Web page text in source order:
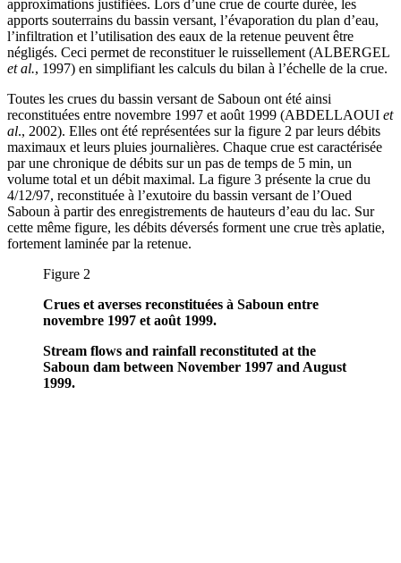
approximations justifiées. Lors d’une crue de courte durée, les
apports souterrains du bassin versant, l’évaporation du plan d’eau,
l’infiltration et l’utilisation des eaux de la retenue peuvent être
négligés. Ceci permet de reconstituer le ruissellement (ALBERGEL
et al., 1997) en simplifiant les calculs du bilan à l’échelle de la crue.
Toutes les crues du bassin versant de Saboun ont été ainsi
reconstituées entre novembre 1997 et août 1999 (ABDELLAOUI et
al., 2002). Elles ont été représentées sur la figure 2 par leurs débits
maximaux et leurs pluies journalières. Chaque crue est caractérisée
par une chronique de débits sur un pas de temps de 5 min, un
volume total et un débit maximal. La figure 3 présente la crue du
4/12/97, reconstituée à l’exutoire du bassin versant de l’Oued
Saboun à partir des enregistrements de hauteurs d’eau du lac. Sur
cette même figure, les débits déversés forment une crue très aplatie,
fortement laminée par la retenue.
Figure 2
Crues et averses reconstituées à Saboun entre
novembre 1997 et août 1999.
Stream flows and rainfall reconstituted at the
Saboun dam between November 1997 and August
1999.